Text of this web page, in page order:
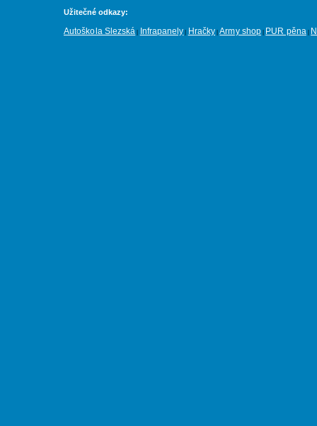
Užitečné odkazy:
Autoškola Slezská Infrapanely Hračky |Army shop PUR pěna|